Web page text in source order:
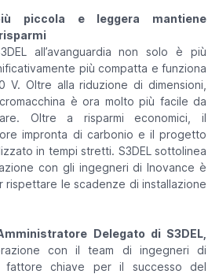
piccola e leggera mantiene
all’avanguardia non solo è più
più compatta e funziona
Oltre alla riduzione di dimensioni,
è ora molto più facile da
Oltre a risparmi economici, il
impronta di carbonio e il progetto
in tempi stretti. S3DEL sottolinea
con gli ingegneri di Inovance è
rispettare le scadenze di installazione
Delegato di S3DEL,
con il team di ingegneri di
chiave per il successo del